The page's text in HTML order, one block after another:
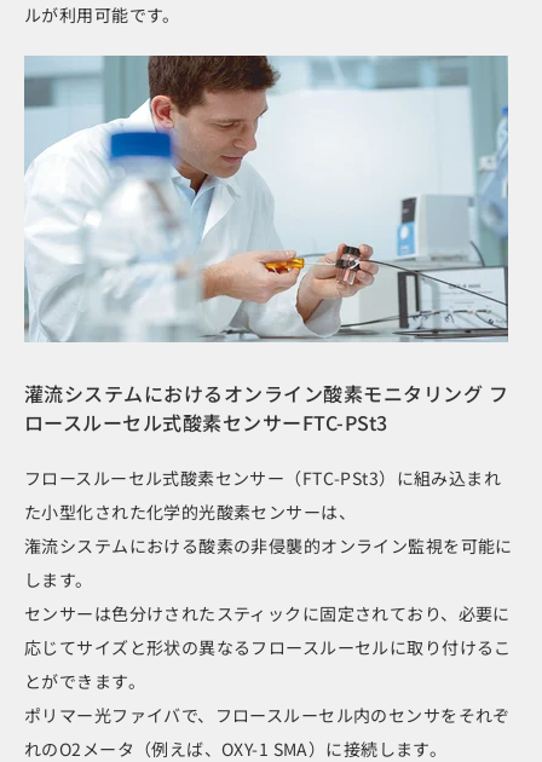
ルが利用可能です。
灌流システムにおけるオンライン酸素モニタリング フ
ロースルーセル式酸素センサーFTC-PSt3
フロースルーセル式酸素センサー（FTC-PSt3）に組み込まれ
た小型化された化学的光酸素センサーは、
潅流システムにおける酸素の非侵襲的オンライン監視を可能に
します。
センサーは色分けされたスティックに固定されており、必要に
応じてサイズと形状の異なるフロースルーセルに取り付けるこ
とができます。
ポリマー光ファイバで、フロースルーセル内のセンサをそれぞ
れのO2メータ（例えば、OXY-1 SMA）に接続します。